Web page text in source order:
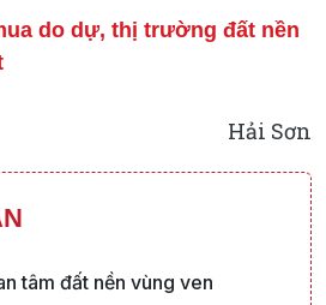
do dự, thị trường đất nền
Hải Sơn
tâm đất nền vùng ven